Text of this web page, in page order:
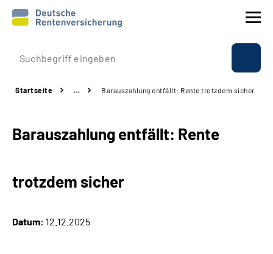
Prävention
Rente
Startseite … Barauszahlung entfällt: Rente trotzdem sicher
Barauszahlung entfällt: Rente
trotzdem sicher
Datum: 12.12.2025